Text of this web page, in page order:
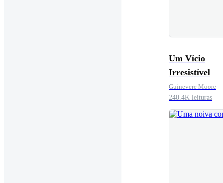
Um Vício
Irresistível
Guinevere Moore
240.4K leituras